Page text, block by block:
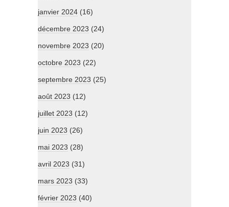
janvier 2024 (16)
décembre 2023 (24)
novembre 2023 (20)
octobre 2023 (22)
septembre 2023 (25)
août 2023 (12)
juillet 2023 (12)
juin 2023 (26)
mai 2023 (28)
avril 2023 (31)
mars 2023 (33)
février 2023 (40)